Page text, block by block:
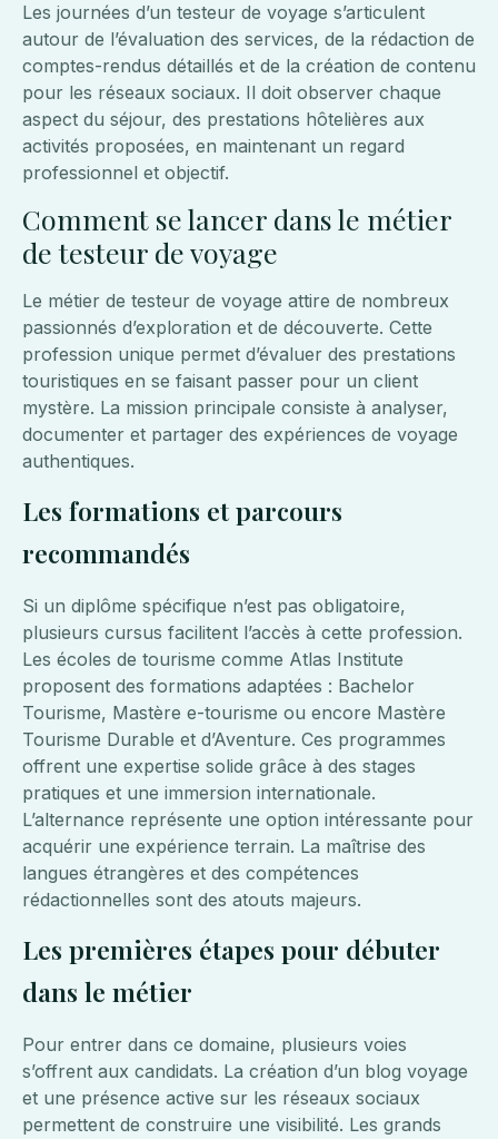
Les journées d’un testeur de voyage s’articulent
autour de l’évaluation des services, de la rédaction de
comptes-rendus détaillés et de la création de contenu
pour les réseaux sociaux. Il doit observer chaque
aspect du séjour, des prestations hôtelières aux
activités proposées, en maintenant un regard
professionnel et objectif.
Comment se lancer dans le métier
de testeur de voyage
Le métier de testeur de voyage attire de nombreux
passionnés d’exploration et de découverte. Cette
profession unique permet d’évaluer des prestations
touristiques en se faisant passer pour un client
mystère. La mission principale consiste à analyser,
documenter et partager des expériences de voyage
authentiques.
Les formations et parcours
recommandés
Si un diplôme spécifique n’est pas obligatoire,
plusieurs cursus facilitent l’accès à cette profession.
Les écoles de tourisme comme Atlas Institute
proposent des formations adaptées : Bachelor
Tourisme, Mastère e-tourisme ou encore Mastère
Tourisme Durable et d’Aventure. Ces programmes
offrent une expertise solide grâce à des stages
pratiques et une immersion internationale.
L’alternance représente une option intéressante pour
acquérir une expérience terrain. La maîtrise des
langues étrangères et des compétences
rédactionnelles sont des atouts majeurs.
Les premières étapes pour débuter
dans le métier
Pour entrer dans ce domaine, plusieurs voies
s’offrent aux candidats. La création d’un blog voyage
et une présence active sur les réseaux sociaux
permettent de construire une visibilité. Les grands